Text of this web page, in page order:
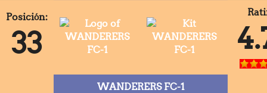
Posición:
33
WANDERERS FC-1